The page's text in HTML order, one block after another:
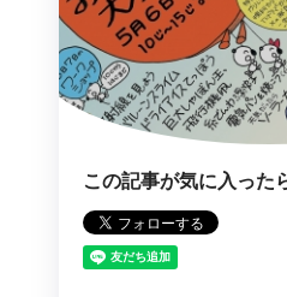
この記事が気に入った